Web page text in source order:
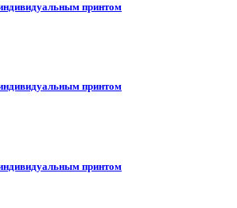
принтом
принтом
принтом